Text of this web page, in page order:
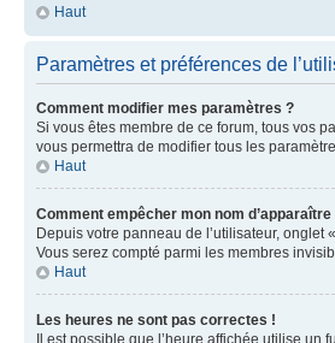
Haut
Paramètres et préférences de
Comment modifier mes paramètres ?
Si vous êtes membre de ce forum, tous vos
vous permettra de modifier tous les
Haut
Comment empêcher mon nom
Depuis votre panneau de l’utilisateur, onglet
Vous serez compté parmi les membres
Haut
Les heures ne sont pas correctes !
Il est possible que l’heure affichée utilise